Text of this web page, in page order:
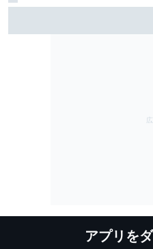
ス予選
アプリを